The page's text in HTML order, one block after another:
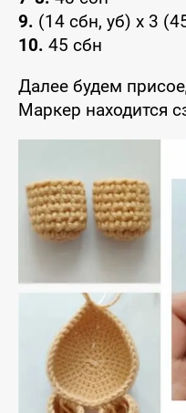
9. (14 сбн, уб) х 3
10. 45 сбн
Далее будем
Маркер находится